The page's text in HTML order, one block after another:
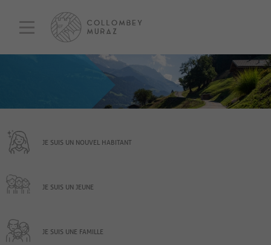
JE SUIS UN NOUVEL HABITANT
JE SUIS UN JEUNE
JE SUIS UNE FAMILLE